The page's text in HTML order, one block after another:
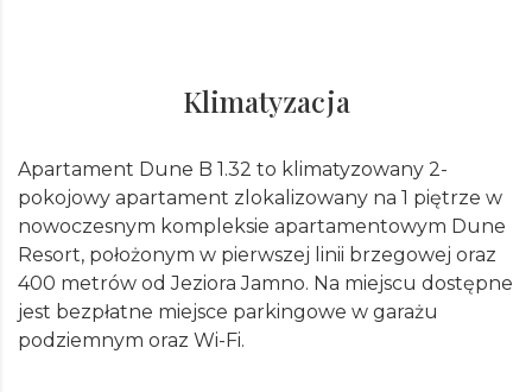
Klimatyzacja
Apartament Dune B 1.32 to klimatyzowany 2-
pokojowy apartament zlokalizowany na 1 piętrze w
nowoczesnym kompleksie apartamentowym Dune
Resort, położonym w pierwszej linii brzegowej oraz
400 metrów od Jeziora Jamno. Na miejscu dostępne
jest bezpłatne miejsce parkingowe w garażu
podziemnym oraz Wi-Fi.